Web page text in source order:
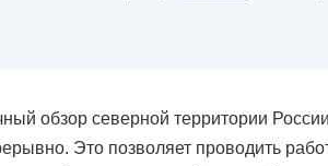
обзор северной территории России
Это позволяет проводить